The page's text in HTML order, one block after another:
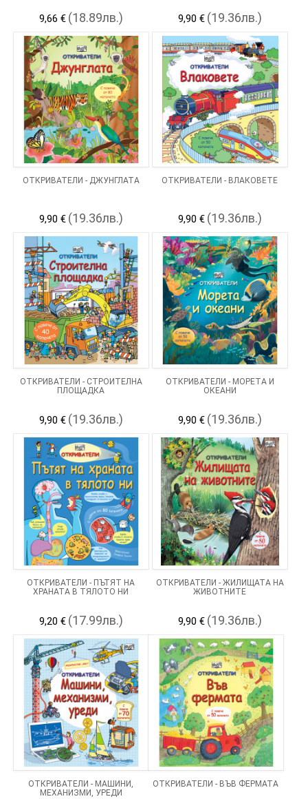
9,66 € (18.89лв.) 9,90 € (19.36лв.)
ОТКРИВАТЕЛИ - ДЖУНГЛАТА
9,90 € (19.36лв.)
ОТКРИВАТЕЛИ - ВЛАКОВЕТЕ
9,90 € (19.36лв.)
ОТКРИВАТЕЛИ - СТРОИТЕЛНА
ПЛОЩАДКА
9,90 € (19.36лв.)
ОТКРИВАТЕЛИ - МОРЕТА И
ОКЕАНИ
9,90 € (19.36лв.)
ОТКРИВАТЕЛИ - ПЪТЯТ НА
ХРАНАТА В ТЯЛОТО НИ
9,20 € (17.99лв.)
ОТКРИВАТЕЛИ - ЖИЛИЩАТА НА
ЖИВОТНИТЕ
9,90 € (19.36лв.)
ОТКРИВАТЕЛИ - МАШИНИ,
МЕХАНИЗМИ, УРЕДИ
ОТКРИВАТЕЛИ - ВЪВ ФЕРМАТА